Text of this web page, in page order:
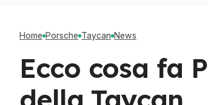
Home Porsche Taycan News
Ecco cosa fa